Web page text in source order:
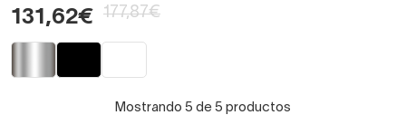
131,62€ 177,87€
Mostrando 5 de 5 productos